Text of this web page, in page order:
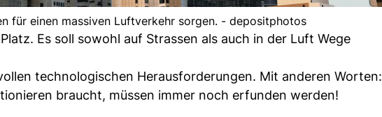
für einen massiven Luftverkehr sorgen. - depositphotos
Es soll sowohl auf Strassen als auch in der Luft Wege
technologischen Herausforderungen. Mit anderen Worten:
braucht, müssen immer noch erfunden werden!